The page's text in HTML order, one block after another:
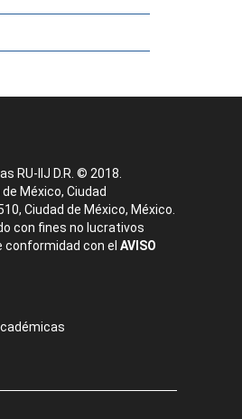
RU-IIJ D.R. © 2018.
México, Ciudad
Ciudad de México, México.
con fines no lucrativos
con el AVISO